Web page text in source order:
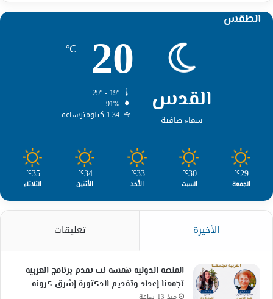
الطقس
القدس
سماء صافية
20
℃
91%
1.34 كيلومتر/ساعة
29
℃
الجمعة
30
℃
السبت
33
℃
الأحد
34
℃
الأثنين
35
℃
الثلاثاء
الأخيرة تعليقات
المنصة الدولية همسة نت تقدم برنامج العربية
تجمعنا إعداد وتقديم الدكتورة إشرق كرونه